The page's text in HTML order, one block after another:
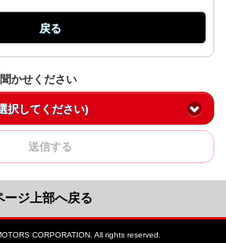
戻る
かせください
択してください)
送信する
ージ上部へ戻る
CORPORATION. All rights reserved.